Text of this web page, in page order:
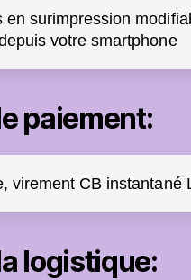
en surimpression
votre smartphone
paiement:
virement CB instantané
logistique: